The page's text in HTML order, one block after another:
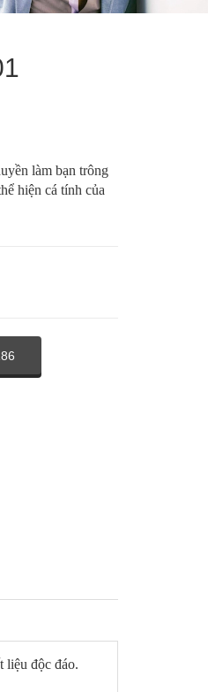
làm bạn trông
hiện cá tính của
liệu độc đáo.